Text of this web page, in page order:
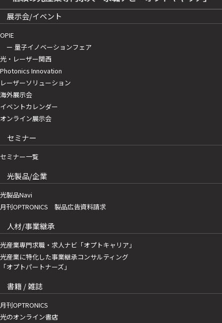
展示会/イベント
OPIE
ー 量子イノベーションフェア
光・レーザー関西
Photonics Innovation
レーザーソリューション
海外展示会
イベントカレンダー
オンライン展示会
セミナー
セミナー一覧
光製品/企業
光製品Navi
月刊OPTRONICS 製品広告資料請求
人材/事業継承
光産業専門求職・求人ナビ「オプトキャリア」
光産業に特化した事業継承コンサルティング
「オプトパートナーズ」
書籍 / 雑誌
月刊OPTRONICS
光のオンライン書店